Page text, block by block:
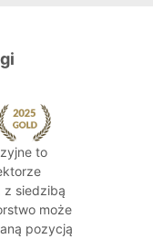
to
z siedzibą
może
pozycją